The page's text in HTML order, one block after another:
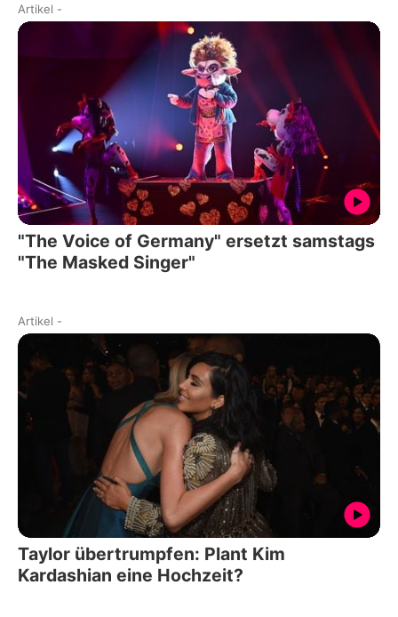
Artikel -
"The Voice of Germany" ersetzt samstags
"The Masked Singer"
Artikel -
Taylor übertrumpfen: Plant Kim
Kardashian eine Hochzeit?